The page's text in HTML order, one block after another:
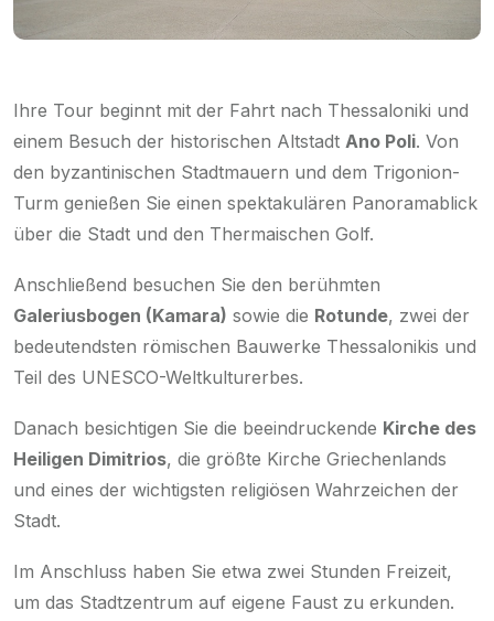
Ihre Tour beginnt mit der Fahrt nach Thessaloniki und
einem Besuch der historischen Altstadt Ano Poli. Von
den byzantinischen Stadtmauern und dem Trigonion-
Turm genießen Sie einen spektakulären Panoramablick
über die Stadt und den Thermaischen Golf.
Anschließend besuchen Sie den berühmten
Galeriusbogen (Kamara) sowie die Rotunde, zwei der
bedeutendsten römischen Bauwerke Thessalonikis und
Teil des UNESCO-Weltkulturerbes.
Danach besichtigen Sie die beeindruckende Kirche des
Heiligen Dimitrios, die größte Kirche Griechenlands
und eines der wichtigsten religiösen Wahrzeichen der
Stadt.
Im Anschluss haben Sie etwa zwei Stunden Freizeit,
um das Stadtzentrum auf eigene Faust zu erkunden.